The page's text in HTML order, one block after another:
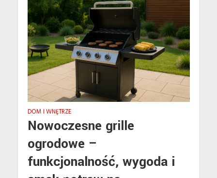
DOM I WNĘTRZE
Nowoczesne grille
ogrodowe –
funkcjonalność, wygoda i